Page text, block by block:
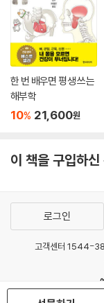
한 번 배우면 평생 쓰는
해부학
10% 21,600원
이 책을 구입하
로그인
고객센터 1544-